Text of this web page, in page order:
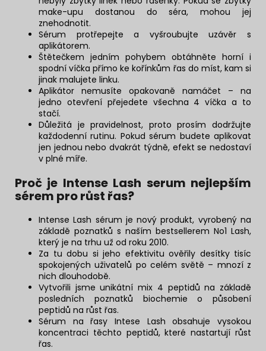
make-upu dostanou do séra, mohou jej
znehodnotit.
Sérum protřepejte a vyšroubujte uzávěr s
aplikátorem.
Štětečkem jedním pohybem obtáhněte horní i
spodní víčka přímo ke kořínkům řas do míst, kam si
jinak malujete linku.
Aplikátor nemusíte opakovaně namáčet – na
jedno otevření přejedete všechna 4 víčka a to
stačí.
Důležitá je pravidelnost, proto prosím dodržujte
každodenní rutinu. Pokud sérum budete aplikovat
jen jednou nebo dvakrát týdně, efekt se nedostaví
v plné míře.
Proč je Intense Lash serum nejlepším
sérem pro růst řas?
Intense Lash sérum je nový produkt, vyrobený na
základě poznatků s naším bestsellerem No1 Lash,
který je na trhu už od roku 2010.
Za tu dobu si jeho efektivitu ověřily desítky tisíc
spokojených uživatelů po celém světě – mnozí z
nich dlouhodobě.
Vytvořili jsme unikátní mix 4 peptidů na základě
posledních poznatků biochemie o působení
peptidů na růst řas.
Sérum na řasy Intese Lash obsahuje vysokou
koncentraci těchto peptidů, které nastartují růst
řas.